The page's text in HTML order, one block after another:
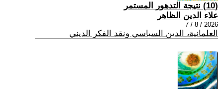
(10) نتيجة التدهور المستمر
علاء الدين الظاهر
2026 / 8 / 7
العلمانية، الدين السياسي ونقد الفكر الديني